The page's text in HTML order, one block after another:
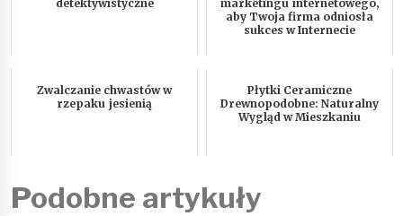
detektywistyczne
marketingu internetowego,
aby Twoja firma odniosła
sukces w Internecie
Zwalczanie chwastów w
rzepaku jesienią
Płytki Ceramiczne
Drewnopodobne: Naturalny
Wygląd w Mieszkaniu
Podobne artykuły